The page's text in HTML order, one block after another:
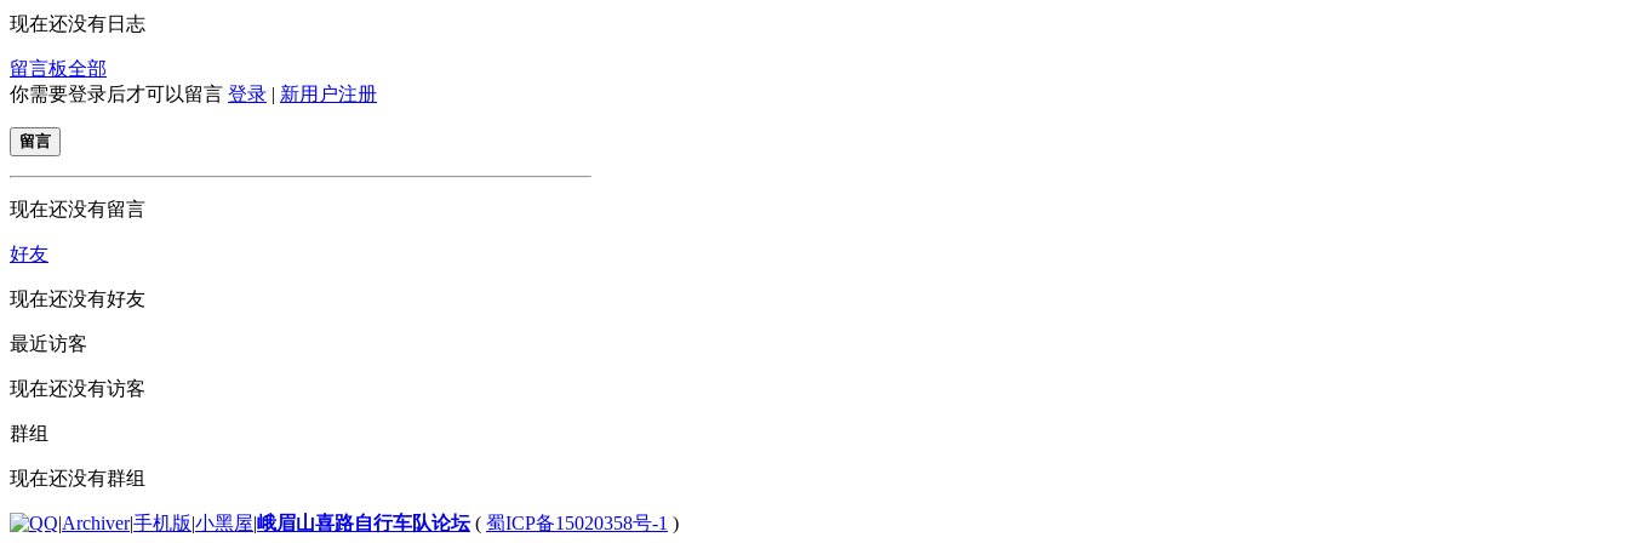
现在还没有日志
留言板全部
你需要登录后才可以留言 登录 | 新用户注册
留言
现在还没有留言
好友
现在还没有好友
最近访客
现在还没有访客
群组
现在还没有群组
|Archiver|手机版|小黑屋|峨眉山喜路自行车队论坛( 蜀ICP备15020358号-1 )